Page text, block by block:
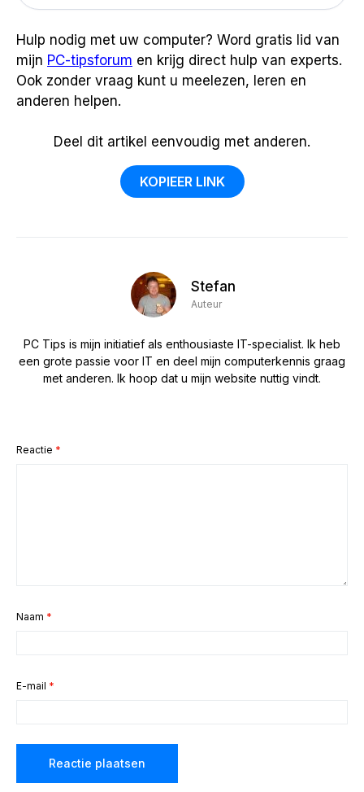
Hulp nodig met uw computer? Word gratis lid van
mijn PC-tipsforum en krijg direct hulp van experts.
Ook zonder vraag kunt u meelezen, leren en
anderen helpen.
Deel dit artikel eenvoudig met anderen.
KOPIEER LINK
Stefan
Auteur
PC Tips is mijn initiatief als enthousiaste IT-specialist. Ik heb
een grote passie voor IT en deel mijn computerkennis graag
met anderen. Ik hoop dat u mijn website nuttig vindt.
Reactie *
Naam *
E-mail *